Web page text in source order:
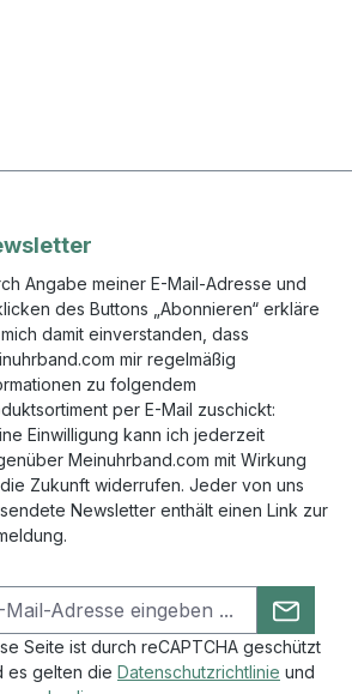
Angabe meiner E-Mail-Adresse und
des Buttons „Abonnieren“ erkläre
damit einverstanden, dass
mir regelmäßig
zu folgendem
per E-Mail zuschickt:
Einwilligung kann ich jederzeit
Meinuhrband.com mit Wirkung
Zukunft widerrufen. Jeder von uns
Newsletter enthält einen Link zur
Seite ist durch reCAPTCHA geschützt
es gelten die Datenschutzrichtlinie und